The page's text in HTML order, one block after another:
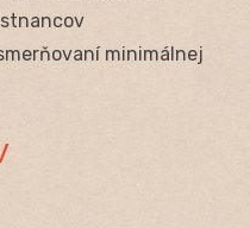
minimálnej